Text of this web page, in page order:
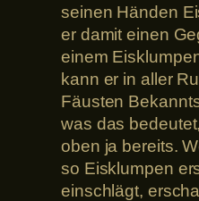
seinen Händen
er damit einen
einem
kann er in aller
Fäusten
was das
oben ja bereits.
so Eisklumpen
einschlägt,